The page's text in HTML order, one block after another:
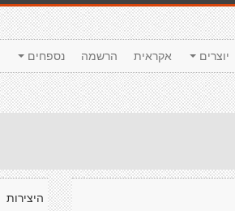
נספחים הרשמה אקראית יוצרים
היצירות